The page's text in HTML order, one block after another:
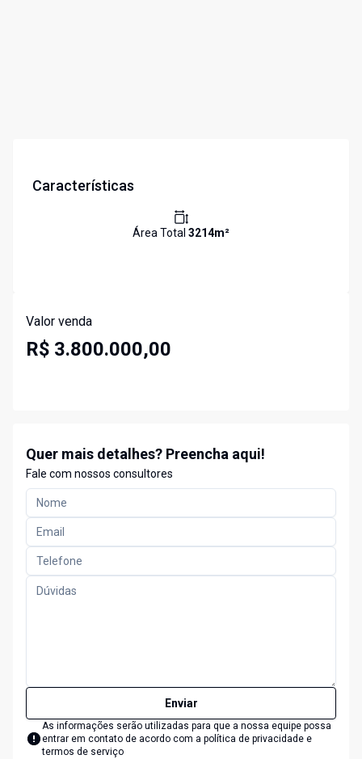
Características
Área Total 3214m²
Valor venda
R$ 3.800.000,00
Quer mais detalhes? Preencha aqui!
Fale com nossos consultores
Enviar
As informações serão utilizadas para que a nossa equipe possa
entrar em contato de acordo com a política de privacidade e
termos de serviço